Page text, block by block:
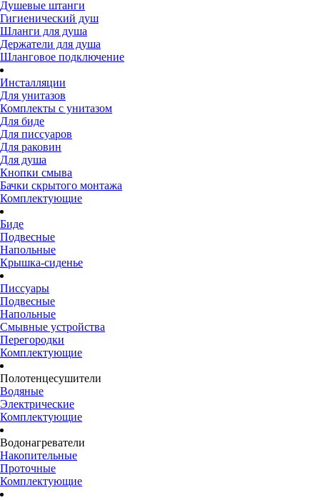
Душевые штанги
Гигиенический душ
Шланги для душа
Держатели для душа
Шланговое подключение
Инсталляции
Для унитазов
Комплекты с унитазом
Для биде
Для писсуаров
Для раковин
Для душа
Кнопки смыва
Бачки скрытого монтажа
Комплектующие
Биде
Подвесные
Напольные
Крышка-сиденье
Писсуары
Подвесные
Напольные
Смывные устройства
Перегородки
Комплектующие
Полотенцесушители
Водяные
Электрические
Комплектующие
Водонагреватели
Накопительные
Проточные
Комплектующие